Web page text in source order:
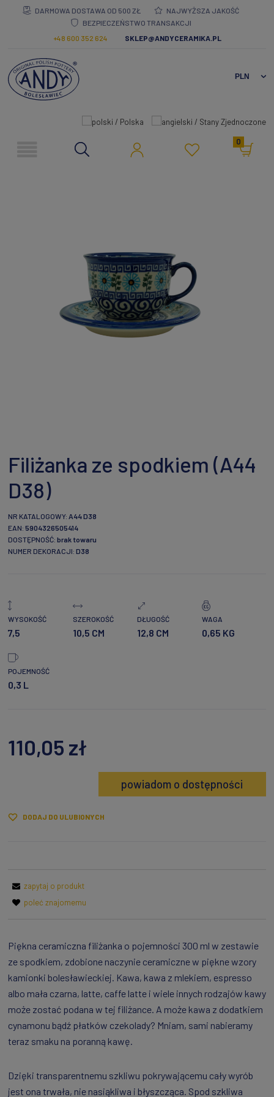
DARMOWA DOSTAWA OD 500 ZŁ
NAJWYŻSZA JAKOŚĆ
BEZPIECZEŃSTWO TRANSAKCJI
+48 600 352 624
SKLEP@ANDYCERAMIKA.PL
0
Filiżanka ze spodkiem (A44
D38)
NR KATALOGOWY: A44 D38
EAN: 5904326505414
DOSTĘPNOŚĆ: brak towaru
NUMER DEKORACJI: D38
WYSOKOŚĆ
7,5
SZEROKOŚĆ
10,5 CM
DŁUGOŚĆ
12,8 CM
WAGA
0,65 KG
POJEMNOŚĆ
0,3 L
110,05 zł
powiadom o dostępności
DODAJ DO ULUBIONYCH
zapytaj o produkt
poleć znajomemu
Piękna ceramiczna filiżanka o pojemności 300 ml w zestawie
ze spodkiem, zdobione naczynie ceramiczne w piękne wzory
kamionki bolesławieckiej. Kawa, kawa z mlekiem, espresso
albo mała czarna, latte, caffe latte i wiele innych rodzajów kawy
może zostać podana w tej filiżance. A może kawa z dodatkiem
cynamonu bądź płatków czekolady? Mniam, sami nabieramy
teraz smaku na poranną kawę.
Dzięki transparentnemu szkliwu pokrywającemu cały wyrób
jest ona trwała, nie nasiąkliwa i błyszcząca. Spod szkliwa